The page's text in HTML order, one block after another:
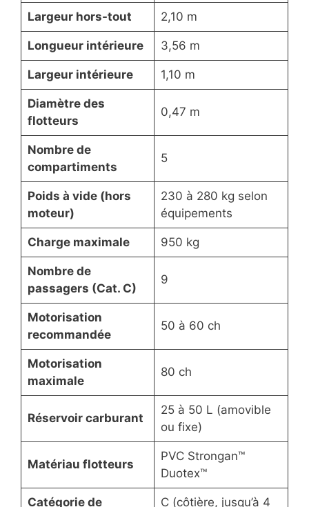
Largeur hors-tout 2,10 m
Longueur intérieure 3,56 m
Largeur intérieure 1,10 m
Diamètre des
flotteurs
0,47 m
Nombre de
compartiments
5
Poids à vide (hors
moteur)
230 à 280 kg selon
équipements
Charge maximale 950 kg
Nombre de
passagers (Cat. C)
9
Motorisation
recommandée
50 à 60 ch
Motorisation
maximale
80 ch
Réservoir carburant
25 à 50 L (amovible
ou fixe)
Matériau flotteurs
PVC Strongan™
Duotex™
Catégorie de C (côtière, jusqu’à 4